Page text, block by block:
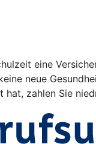
eine
neue
zahlen Sie